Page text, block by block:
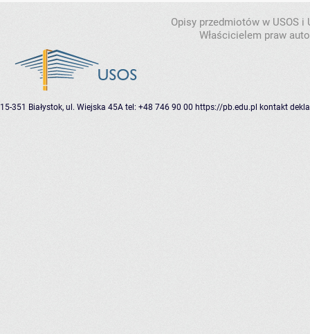
Opisy przedmiotów w USOS
Właścicielem praw
15-351 Białystok, ul. Wiejska 45A tel: +48 746 90 00 https://pb.edu.pl kontakt